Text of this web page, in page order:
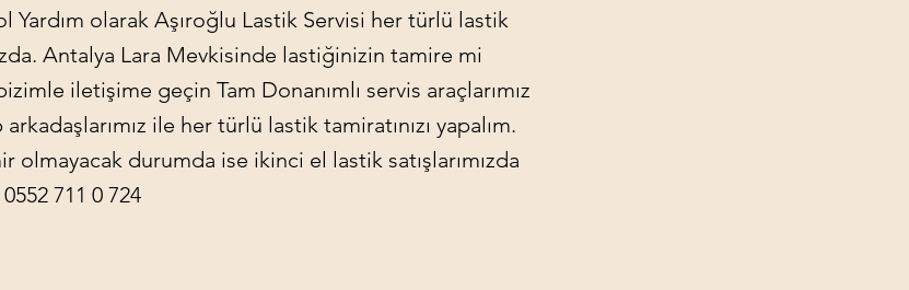
Yardım olarak Aşıroğlu Lastik Servisi her türlü lastik
Antalya Lara Mevkisinde lastiğinizin tamire mi
iletişime geçin Tam Donanımlı servis araçlarımız
ile her türlü lastik tamiratınızı yapalım.
olmayacak durumda ise ikinci el lastik satışlarımızda
711 0 724